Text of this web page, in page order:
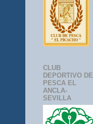
CLUB
DEPORTIVO DE
PESCA EL
ANCLA-
SEVILLA